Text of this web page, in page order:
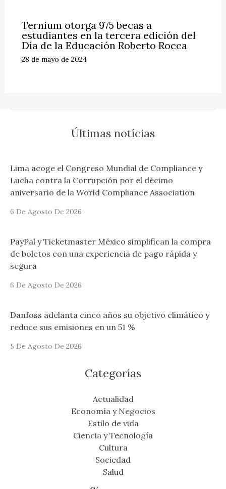
Ternium otorga 975 becas a
estudiantes en la tercera edición del
Día de la Educación Roberto Rocca
28 de mayo de 2024
Últimas notícias
Lima acoge el Congreso Mundial de Compliance y
Lucha contra la Corrupción por el décimo
aniversario de la World Compliance Association
6 De Agosto De 2026
PayPal y Ticketmaster México simplifican la compra
de boletos con una experiencia de pago rápida y
segura
6 De Agosto De 2026
Danfoss adelanta cinco años su objetivo climático y
reduce sus emisiones en un 51 %
5 De Agosto De 2026
Categorías
Actualidad
Economía y Negocios
Estilo de vida
Ciencia y Tecnología
Cultura
Sociedad
Salud